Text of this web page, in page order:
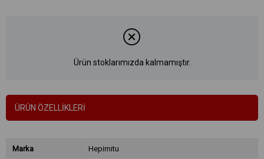
Ürün stoklarımızda kalmamıştır.
ÜRÜN ÖZELLIKLERI
Marka Hepimitu